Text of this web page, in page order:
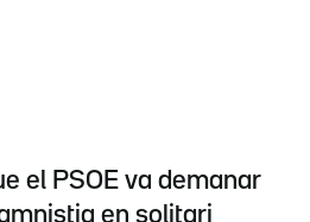
el PSOE va demanar
en solitari